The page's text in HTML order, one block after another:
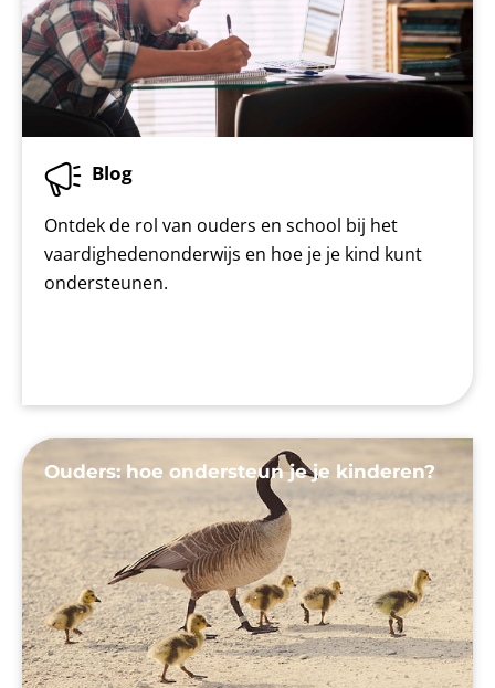
Blog
Ontdek de rol van ouders en school bij het
vaardighedenonderwijs en hoe je je kind kunt
ondersteunen.
Ouders: hoe ondersteun je je kinderen?